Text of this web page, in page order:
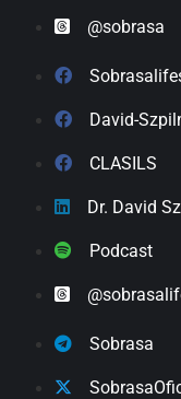
@sobrasa
David-
CLASILS
Dr. David
Podcast
Sobrasa